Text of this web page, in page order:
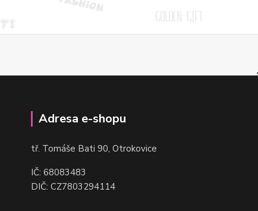
Adresa e-shopu
tř. Tomáše Bati 90, Otrokovice
IČ: 68083483
DIČ: CZ7803294114